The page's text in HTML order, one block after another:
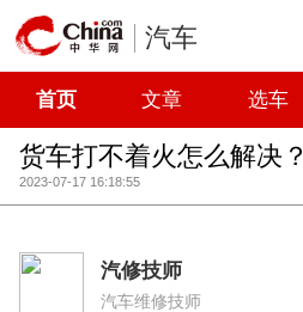
汽车
首页 文章 选车
货车打不着火怎么解决？
2023-07-17 16:18:55
汽修技师
汽车维修技师